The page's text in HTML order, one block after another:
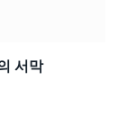
서막